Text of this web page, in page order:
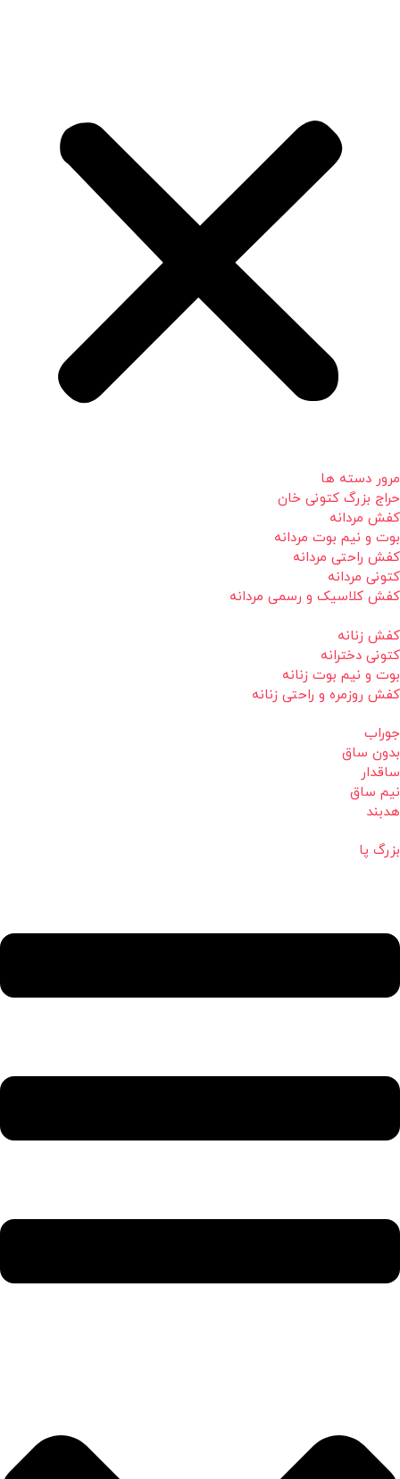
مرور دسته ها
حراج بزرگ کتونی خان
کفش مردانه
بوت و نیم بوت مردانه
کفش راحتی مردانه
کتونی مردانه
کفش کلاسیک و رسمی مردانه
کفش زنانه
کتونی دخترانه
بوت و نیم بوت زنانه
کفش روزمره و راحتی زنانه
جوراب
بدون ساق
ساقدار
نیم ساق
هدبند
بزرگ پا